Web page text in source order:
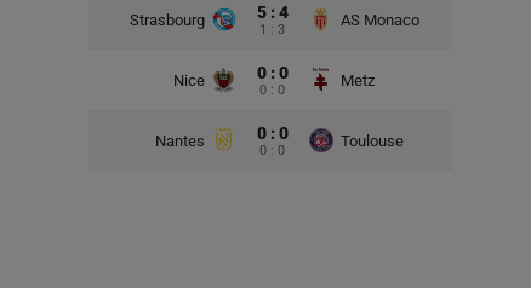
Strasbourg 5 : 4
1 : 3
AS Monaco
Nice 0 : 0
0 : 0
Metz
Nantes 0 : 0
0 : 0
Toulouse